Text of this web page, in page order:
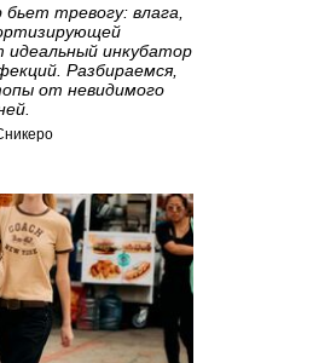
тревогу: влага,
идеальный инкубатор
Разбираемся,
от невидимого